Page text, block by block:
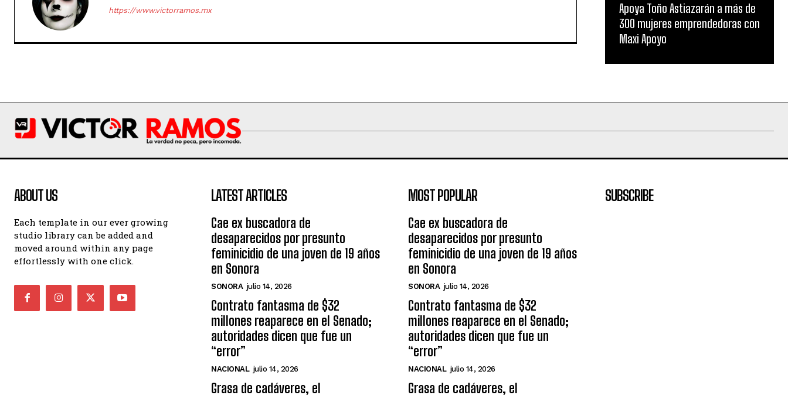
https://www.victorramos.mx
Apoya Toño Astiazarán a más de
300 mujeres emprendedoras con
Maxi Apoyo
ABOUT US
Each template in our ever growing
studio library can be added and
moved around within any page
effortlessly with one click.
LATEST ARTICLES
Cae ex buscadora de
desaparecidos por presunto
feminicidio de una joven de 19 años
en Sonora
SONORA julio 14, 2026
Contrato fantasma de $32
millones reaparece en el Senado;
autoridades dicen que fue un
“error”
NACIONAL julio 14, 2026
Grasa de cadáveres, el
MOST POPULAR
Cae ex buscadora de
desaparecidos por presunto
feminicidio de una joven de 19 años
en Sonora
SONORA julio 14, 2026
Contrato fantasma de $32
millones reaparece en el Senado;
autoridades dicen que fue un
“error”
NACIONAL julio 14, 2026
Grasa de cadáveres, el
SUBSCRIBE